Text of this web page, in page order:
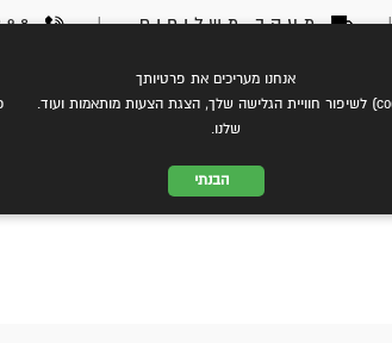
מעקב משלוחים|
03-6889898
eCommerce שירותי משלוחים
אנחנו מעריכים את פרטיותך
שלנו.
הבנתי